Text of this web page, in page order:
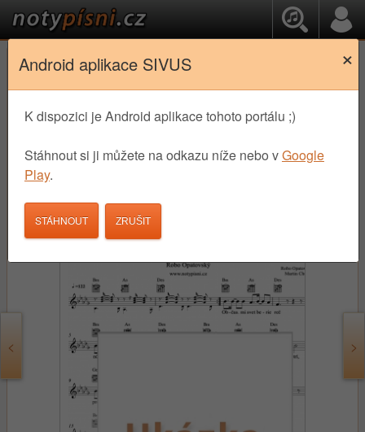
Android aplikace SIVUS ×
K dispozici je Android aplikace tohoto portálu ;)
Stáhnout si ji můžete na odkazu níže nebo vGoogle
Play.
STÁHNOUT
OK
České Populární písně
Robo Opatovský - Modlím sa
3,90 €
< >